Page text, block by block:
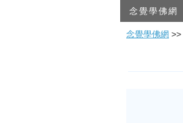
念覺學佛網
念覺學佛網 >>